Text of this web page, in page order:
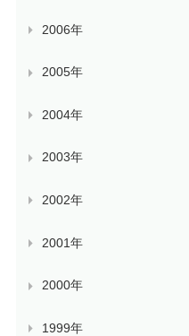
2006年
2005年
2004年
2003年
2002年
2001年
2000年
1999年